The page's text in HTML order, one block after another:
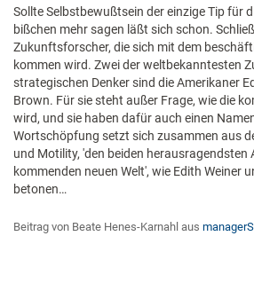
Sollte Selbstbewußtsein der einzige Tip für
bißchen mehr sagen läßt sich schon.
Zukunftsforscher, die sich mit dem
kommen wird. Zwei der weltbekanntesten
strategischen Denker sind die Amerikaner
Brown. Für sie steht außer Frage, wie die
wird, und sie haben dafür auch einen
Wortschöpfung setzt sich zusammen aus
und Motility, 'den beiden herausragendsten
kommenden neuen Welt', wie Edith Weiner
betonen…
Beitrag von Beate Henes-Karnahl aus